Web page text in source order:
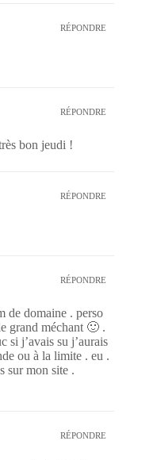
RÉPONDRE
RÉPONDRE
bon jeudi !
RÉPONDRE
RÉPONDRE
de domaine . perso
grand méchant 🙂 .
si j’avais su j’aurais
ou à la limite . eu .
sur mon site .
RÉPONDRE